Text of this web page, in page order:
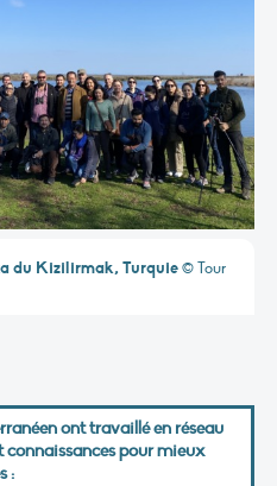
du Kizilirmak, Turquie© Tour
ont travaillé en réseau
connaissances pour mieux
: